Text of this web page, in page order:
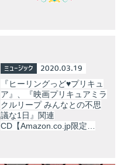
ミュージック 2020.03.19
『ヒーリングっど♥プリキュ
ア』、『映画プリキュアミラ
クルリープ みんなとの不思
議な1日』関連
CD【Amazon.co.jp限定…